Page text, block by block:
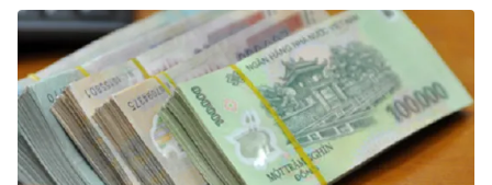
Video Shorts video
VTV Money VTV Thể thao
VTV Sức khoẻ Bất động sản